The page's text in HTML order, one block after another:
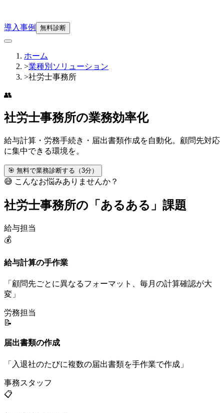
導入事例 無料診断
ホーム
>業種別ソリューション
>社労士事務所
👥
社労士事務所の業務効率化
給与計算・労務手続き・届出書類作成を自動化。顧問先対応
に集中できる環境を。
🎯 無料で業務診断する（3分）
😅 こんなお悩みありませんか？
社労士事務所の「あるある」課題
給与担当
💰
給与計算の手作業
「 顧問先ごとに異なるフォーマット、毎月の計算確認が大
変 」
労務担当
📝
届出書類の作成
「 入退社のたびに複数の届出書類を手作業で作成 」
事務スタッフ
📋